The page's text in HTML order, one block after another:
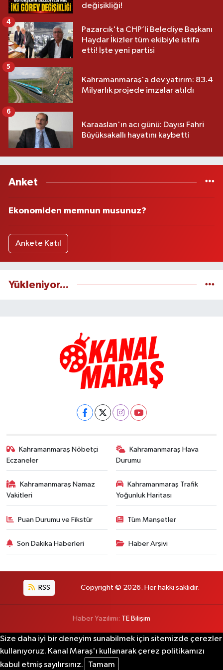
değişikliği!
Pazarcık'ta CHP’li Belediye Başkanı
Haydar İkizler tüm ekibiyle istifa
etti! İşte yeni partisi
4
Kahramanmaraş'a dev yatırım: 83.4
Milyarlık projede imzalar atıldı
5
Karaaslan'ın acı günü: Dayısı Fahri
Büyüksakallı hayatını kaybetti
6
Anket
Ekonomiden memnun musunuz?
Ankete Katıl
Yükleniyor...
Kahramanmaraş Nöbetçi
Eczaneler
Kahramanmaraş Hava
Durumu
Kahramanmaraş Namaz
Vakitleri
Kahramanmaraş Trafik
Yoğunluk Haritası
Puan Durumu ve Fikstür Tüm Manşetler
Son Dakika Haberleri Haber Arşivi
RSS Copyright © 2026. Her hakkı saklıdır.
Haber Yazılımı: TE Bilişim
Size daha iyi bir deneyim sunabilmek için sitemizde çerezler
kullanıyoruz. Kanal Maraş'ı kullanarak çerez politikamızı
kabul etmiş sayılırsınız.
Tamam